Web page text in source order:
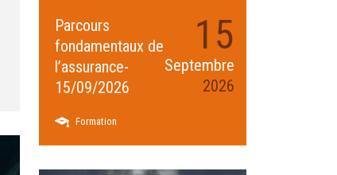
Parcours
fondamentaux de
l’assurance-
15/09/2026
Formation
15
Septembre
2026